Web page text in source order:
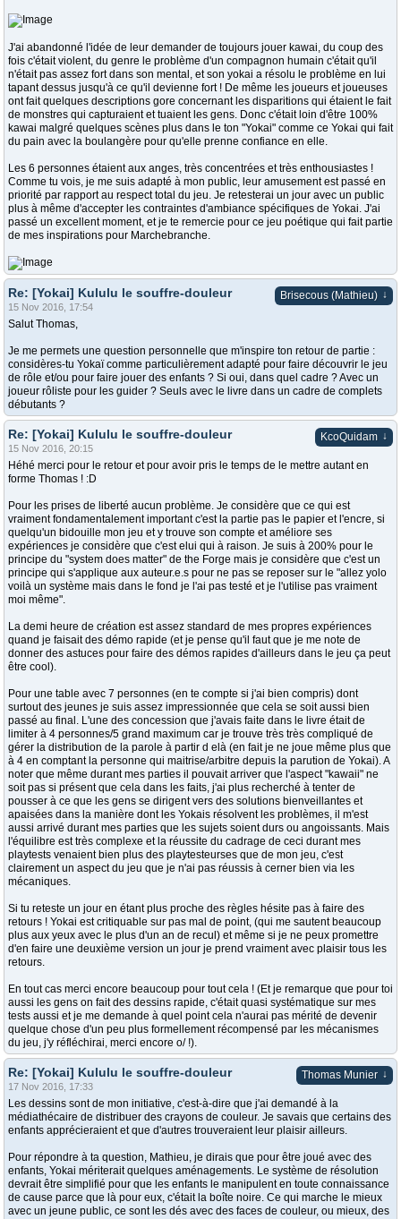
J'ai abandonné l'idée de leur demander de toujours jouer kawai, du coup des
fois c'était violent, du genre le problème d'un compagnon humain c'était qu'il
n'était pas assez fort dans son mental, et son yokai a résolu le problème en lui
tapant dessus jusqu'à ce qu'il devienne fort ! De même les joueurs et joueuses
ont fait quelques descriptions gore concernant les disparitions qui étaient le fait
de monstres qui capturaient et tuaient les gens. Donc c'était loin d'être 100%
kawai malgré quelques scènes plus dans le ton "Yokai" comme ce Yokai qui fait
du pain avec la boulangère pour qu'elle prenne confiance en elle.
Les 6 personnes étaient aux anges, très concentrées et très enthousiastes !
Comme tu vois, je me suis adapté à mon public, leur amusement est passé en
priorité par rapport au respect total du jeu. Je retesterai un jour avec un public
plus à même d'accepter les contraintes d'ambiance spécifiques de Yokai. J'ai
passé un excellent moment, et je te remercie pour ce jeu poétique qui fait partie
de mes inspirations pour Marchebranche.
Brisecous (Mathieu) ↓
Re: [Yokai] Kululu le souffre-douleur
15 Nov 2016, 17:54
Salut Thomas,
Je me permets une question personnelle que m'inspire ton retour de partie :
considères-tu Yokaï comme particulièrement adapté pour faire découvrir le jeu
de rôle et/ou pour faire jouer des enfants ? Si oui, dans quel cadre ? Avec un
joueur rôliste pour les guider ? Seuls avec le livre dans un cadre de complets
débutants ?
KcoQuidam ↓
Re: [Yokai] Kululu le souffre-douleur
15 Nov 2016, 20:15
Héhé merci pour le retour et pour avoir pris le temps de le mettre autant en
forme Thomas ! :D
Pour les prises de liberté aucun problème. Je considère que ce qui est
vraiment fondamentalement important c'est la partie pas le papier et l'encre, si
quelqu'un bidouille mon jeu et y trouve son compte et améliore ses
expériences je considère que c'est elui qui à raison. Je suis à 200% pour le
principe du "system does matter" de the Forge mais je considère que c'est un
principe qui s'applique aux auteur.e.s pour ne pas se reposer sur le "allez yolo
voilà un système mais dans le fond je l'ai pas testé et je l'utilise pas vraiment
moi même".
La demi heure de création est assez standard de mes propres expériences
quand je faisait des démo rapide (et je pense qu'il faut que je me note de
donner des astuces pour faire des démos rapides d'ailleurs dans le jeu ça peut
être cool).
Pour une table avec 7 personnes (en te compte si j'ai bien compris) dont
surtout des jeunes je suis assez impressionnée que cela se soit aussi bien
passé au final. L'une des concession que j'avais faite dans le livre était de
limiter à 4 personnes/5 grand maximum car je trouve très très compliqué de
gérer la distribution de la parole à partir d elà (en fait je ne joue même plus que
à 4 en comptant la personne qui maitrise/arbitre depuis la parution de Yokai). A
noter que même durant mes parties il pouvait arriver que l'aspect "kawaii" ne
soit pas si présent que cela dans les faits, j'ai plus recherché à tenter de
pousser à ce que les gens se dirigent vers des solutions bienveillantes et
apaisées dans la manière dont les Yokais résolvent les problèmes, il m'est
aussi arrivé durant mes parties que les sujets soient durs ou angoissants. Mais
l'équilibre est très complexe et la réussite du cadrage de ceci durant mes
playtests venaient bien plus des playtesteurses que de mon jeu, c'est
clairement un aspect du jeu que je n'ai pas réussis à cerner bien via les
mécaniques.
Si tu reteste un jour en étant plus proche des règles hésite pas à faire des
retours ! Yokai est critiquable sur pas mal de point, (qui me sautent beaucoup
plus aux yeux avec le plus d'un an de recul) et même si je ne peux promettre
d'en faire une deuxième version un jour je prend vraiment avec plaisir tous les
retours.
En tout cas merci encore beaucoup pour tout cela ! (Et je remarque que pour toi
aussi les gens on fait des dessins rapide, c'était quasi systématique sur mes
tests aussi et je me demande à quel point cela n'aurai pas mérité de devenir
quelque chose d'un peu plus formellement récompensé par les mécanismes
du jeu, j'y réfléchirai, merci encore o/ !).
Thomas Munier ↓
Re: [Yokai] Kululu le souffre-douleur
17 Nov 2016, 17:33
Les dessins sont de mon initiative, c'est-à-dire que j'ai demandé à la
médiathécaire de distribuer des crayons de couleur. Je savais que certains des
enfants apprécieraient et que d'autres trouveraient leur plaisir ailleurs.
Pour répondre à ta question, Mathieu, je dirais que pour être joué avec des
enfants, Yokai mériterait quelques aménagements. Le système de résolution
devrait être simplifié pour que les enfants le manipulent en toute connaissance
de cause parce que là pour eux, c'était la boîte noire. Ce qui marche le mieux
avec un jeune public, ce sont les dés avec des faces de couleur, ou mieux, des